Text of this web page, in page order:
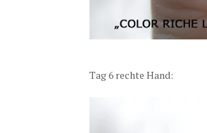
Tag 6 rechte Hand: